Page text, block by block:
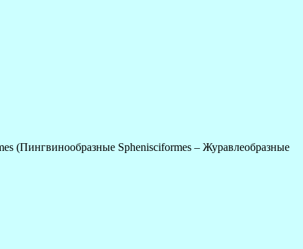
Sphenisciformes – Журавлеобразные